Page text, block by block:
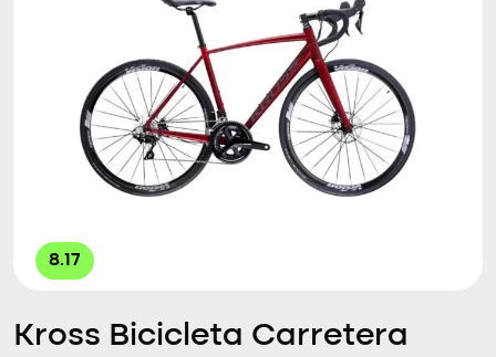
Accesorios
Consultorio
Blog
8.17
Kross Bicicleta Carretera